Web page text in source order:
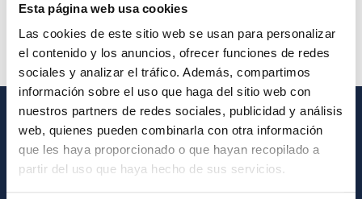
Esta página web usa cookies
Las cookies de este sitio web se usan para personalizar
el contenido y los anuncios, ofrecer funciones de redes
sociales y analizar el tráfico. Además, compartimos
información sobre el uso que haga del sitio web con
nuestros partners de redes sociales, publicidad y análisis
web, quienes pueden combinarla con otra información
que les haya proporcionado o que hayan recopilado a
partir del uso que haya hecho de sus servicios.
GENERAL INFORMATION
Contact
How to get to the IAC